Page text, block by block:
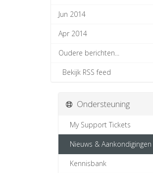
Jun 2014
Apr 2014
Oudere berichten...
Bekijk RSS feed
Ondersteuning
My Support Tickets
Nieuws & Aankondigingen
Kennisbank